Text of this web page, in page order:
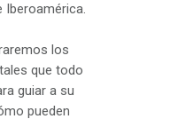
Iberoamérica.
los
que todo
guiar a su
pueden